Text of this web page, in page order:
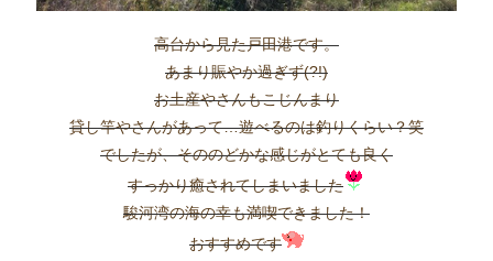
高台から見た戸田港です。
あまり賑やか過ぎず(?!)
お土産やさんもこじんまり
貸し竿やさんがあって…遊べるのは釣りくらい？笑
でしたが、そののどかな感じがとても良く
すっかり癒されてしまいました
駿河湾の海の幸も満喫できました！
おすすめです